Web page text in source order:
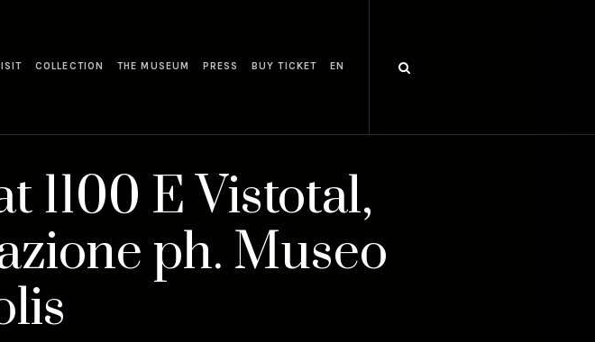
COLLECTION THE MUSEUM PRESS BUY TICKET EN
1100 E Vistotal,
ph. Museo